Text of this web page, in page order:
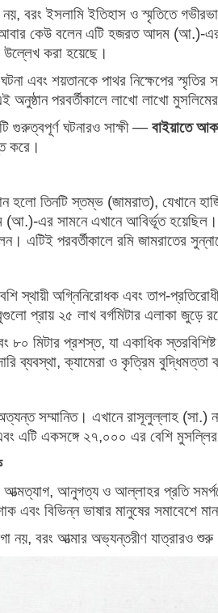
বরং ইসলামি ইতিহাস ও স্মৃতিতে
কেউ বলেন এটি হজরত আদম (আ.)-এর
উল্লেখ করা হয়েছে।
এবং শয়তানকে পাথর নিক্ষেপের স্মৃতির
পরবর্তীকালে লাখো লাখো
গুরুত্বপূর্ণ ঘটনারও সাক্ষী — বাইয়াতে
করে।
হলো তিনটি স্তম্ভ (জামরাত), যেখানে
(আ.)-এর সামনে এখানে আবির্ভূত
এটিই পরবর্তীকালে রমি জামরাতের
স্থায়ী অগ্নিনিরোধক এবং তাপ-
প্রায় ২৫ লাখ বর্গমিটার এলাকা জুড়ে
৮০ মিটার প্রশস্ত, যা একাধিক
ব্যবস্থা, ক্যামেরা ও কৃত্রিম বুদ্ধিমত্তা
সম্মানিত। এখানে রাসূলুল্লাহ (সা.)
এটি একসঙ্গে ২৭,০০০ এর বেশি মুসল্লির
আত্মত্যাগ, আনুগত্য ও আল্লাহর প্রতি
এবং বিভিন্ন ভাষার মানুষের সমাবেশে
নয়, বরং আত্মার অভ্যন্তরীণ